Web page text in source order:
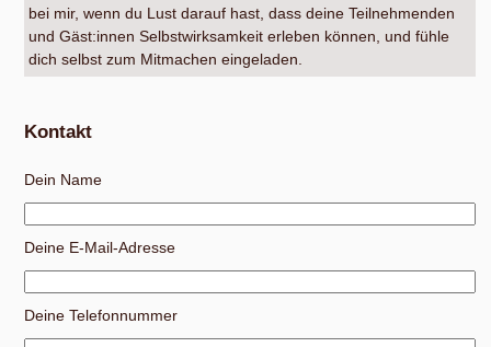
bei mir, wenn du Lust darauf hast, dass deine Teilnehmenden
und Gäst:innen Selbstwirksamkeit erleben können, und fühle
dich selbst zum Mitmachen eingeladen.
Kontakt
Dein Name
Deine E-Mail-Adresse
Deine Telefonnummer